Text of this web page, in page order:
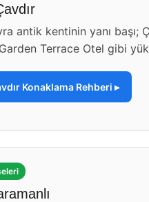
antik kentinin yanı başı;
Terrace Otel gibi
Konaklama Rehberi ▸